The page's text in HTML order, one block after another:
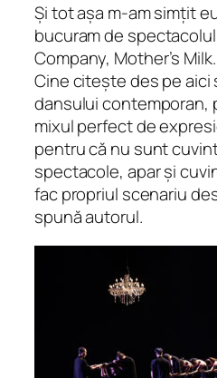
Și tot așa m-am simțit
bucuram de
Company, Mother’s Milk.
Cine citește des pe aici
dansului contemporan,
mixul perfect de
pentru că nu sunt
spectacole, apar și
fac propriul scenariu
spună autorul.